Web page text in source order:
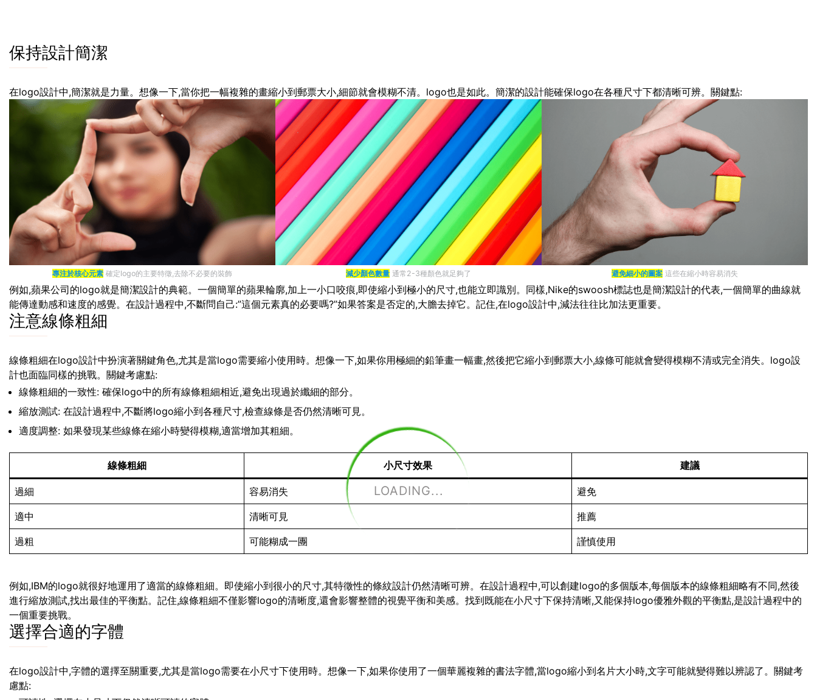
LOADING...
保持設計簡潔
在logo設計中,簡潔就是力量。想像一下,當你把一幅複雜的畫縮小到郵票大小,細節就會模糊不清。logo也是如此。簡潔的設計能確保logo在各種尺寸下都清晰可辨。關鍵點:
專注於核心元素 確定logo的主要特徵,去除不必要的裝飾 減少顏色數量 通常2-3種顏色就足夠了 避免細小的圖案 這些在縮小時容易消失
例如,蘋果公司的logo就是簡潔設計的典範。一個簡單的蘋果輪廓,加上一小口咬痕,即使縮小到極小的尺寸,也能立即識別。同樣,Nike的swoosh標誌也是簡潔設計的代表,一個簡單的曲線就
能傳達動感和速度的感覺。在設計過程中,不斷問自己:”這個元素真的必要嗎?”如果答案是否定的,大膽去掉它。記住,在logo設計中,減法往往比加法更重要。
注意線條粗細
線條粗細在logo設計中扮演著關鍵角色,尤其是當logo需要縮小使用時。想像一下,如果你用極細的鉛筆畫一幅畫,然後把它縮小到郵票大小,線條可能就會變得模糊不清或完全消失。logo設
計也面臨同樣的挑戰。關鍵考慮點:
線條粗細的一致性: 確保logo中的所有線條粗細相近,避免出現過於纖細的部分。
縮放測試: 在設計過程中,不斷將logo縮小到各種尺寸,檢查線條是否仍然清晰可見。
適度調整: 如果發現某些線條在縮小時變得模糊,適當增加其粗細。
線條粗細 小尺寸效果 建議
過細 容易消失 避免
適中 清晰可見 推薦
過粗 可能糊成一團 謹慎使用
例如,IBM的logo就很好地運用了適當的線條粗細。即使縮小到很小的尺寸,其特徵性的條紋設計仍然清晰可辨。在設計過程中,可以創建logo的多個版本,每個版本的線條粗細略有不同,然後
進行縮放測試,找出最佳的平衡點。記住,線條粗細不僅影響logo的清晰度,還會影響整體的視覺平衡和美感。找到既能在小尺寸下保持清晰,又能保持logo優雅外觀的平衡點,是設計過程中的
一個重要挑戰。
選擇合適的字體
在logo設計中,字體的選擇至關重要,尤其是當logo需要在小尺寸下使用時。想像一下,如果你使用了一個華麗複雜的書法字體,當logo縮小到名片大小時,文字可能就變得難以辨認了。關鍵考
慮點: